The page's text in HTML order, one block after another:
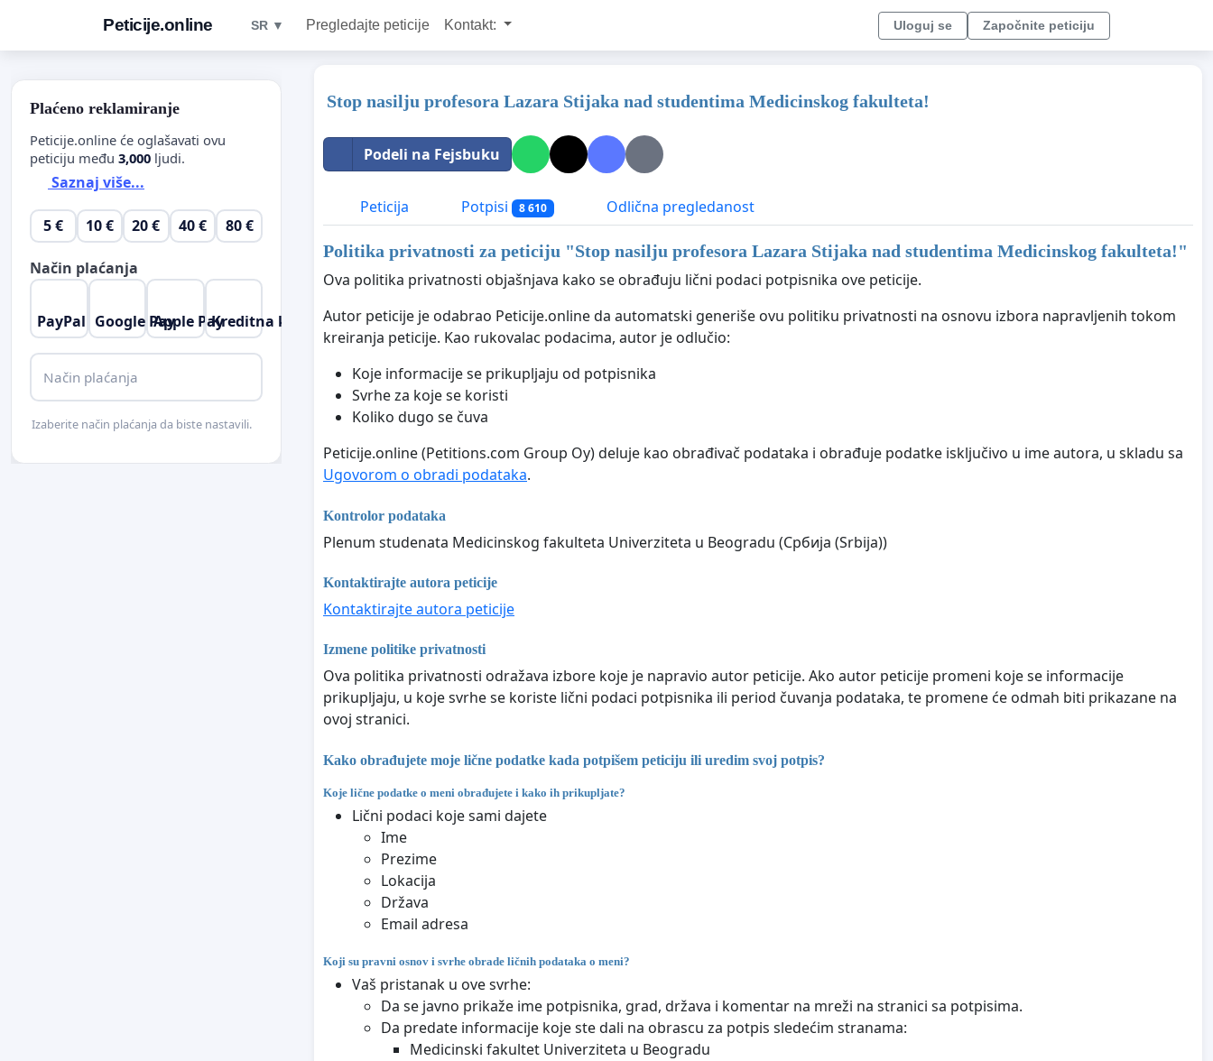
Peticije.online SR ▼ Pregledajte peticije Kontakt: Uloguj se Započnite peticiju
Stop nasilju profesora Lazara Stijaka nad studentima Medicinskog fakulteta!
Podeli na Fejsbuku
Peticija Potpisi 8 610 Odlična pregledanost
Politika privatnosti za peticiju "Stop nasilju profesora Lazara Stijaka nad studentima Medicinskog fakulteta!"
Ova politika privatnosti objašnjava kako se obrađuju lični podaci potpisnika ove peticije.
Autor peticije je odabrao Peticije.online da automatski generiše ovu politiku privatnosti na osnovu izbora napravljenih tokom
kreiranja peticije. Kao rukovalac podacima, autor je odlučio:
Koje informacije se prikupljaju od potpisnika
Svrhe za koje se koristi
Koliko dugo se čuva
Peticije.online (Petitions.com Group Oy) deluje kao obrađivač podataka i obrađuje podatke isključivo u ime autora, u skladu sa
Ugovorom o obradi podataka.
Kontrolor podataka
Plenum studenata Medicinskog fakulteta Univerziteta u Beogradu (Србија (Srbija))
Kontaktirajte autora peticije
Kontaktirajte autora peticije
Izmene politike privatnosti
Ova politika privatnosti odražava izbore koje je napravio autor peticije. Ako autor peticije promeni koje se informacije
prikupljaju, u koje svrhe se koriste lični podaci potpisnika ili period čuvanja podataka, te promene će odmah biti prikazane na
ovoj stranici.
Kako obrađujete moje lične podatke kada potpišem peticiju ili uredim svoj potpis?
Koje lične podatke o meni obrađujete i kako ih prikupljate?
Lični podaci koje sami dajete
Ime
Prezime
Lokacija
Država
Email adresa
Koji su pravni osnov i svrhe obrade ličnih podataka o meni?
Vaš pristanak u ove svrhe:
Da se javno prikaže ime potpisnika, grad, država i komentar na mreži na stranici sa potpisima.
Da predate informacije koje ste dali na obrascu za potpis sledećim stranama:
Medicinski fakultet Univerziteta u Beogradu
Plaćeno reklamiranje
Peticije.online će oglašavati ovu
peticiju među 3,000 ljudi.
Saznaj više...
5 € 10 € 20 € 40 € 80 €
Način plaćanja
PayPal Google PayApple PayKreditna kartica
Način plaćanja
Izaberite način plaćanja da biste nastavili.